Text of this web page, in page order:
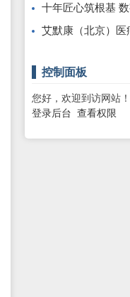
十年匠心筑根基 数字赋能启新程
艾默康（北京）医
控制面板
您好，欢迎到访网站！
登录后台 查看权限